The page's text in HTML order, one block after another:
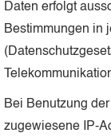
Daten erfolgt
Bestimmungen in
Bei Benutzung
zugewiesene IP-